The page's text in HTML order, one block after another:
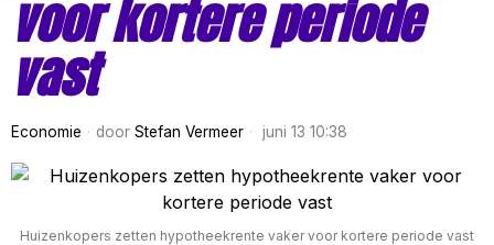
voor kortere periode
vast
Economie door Stefan Vermeer juni 13 10:38
Huizenkopers zetten hypotheekrente vaker voor kortere periode vast